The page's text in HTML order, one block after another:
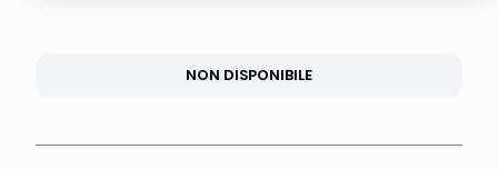
NON DISPONIBILE